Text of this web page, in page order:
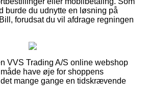
burde du udnytte en løsning på
forudsat du vil afdrage regningen
VVS Trading A/S online webshop
have øje for shoppens
mange gange en tidskrævende